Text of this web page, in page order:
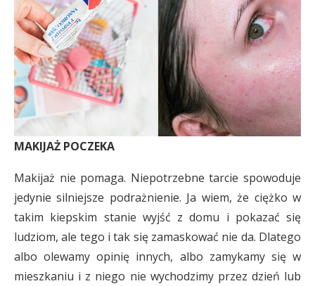
MAKIJAŻ POCZEKA
Makijaż nie pomaga. Niepotrzebne tarcie spowoduje
jedynie silniejsze podrażnienie. Ja wiem, że ciężko w
takim kiepskim stanie wyjść z domu i pokazać się
ludziom, ale tego i tak się zamaskować nie da. Dlatego
albo olewamy opinię innych, albo zamykamy się w
mieszkaniu i z niego nie wychodzimy przez dzień lub